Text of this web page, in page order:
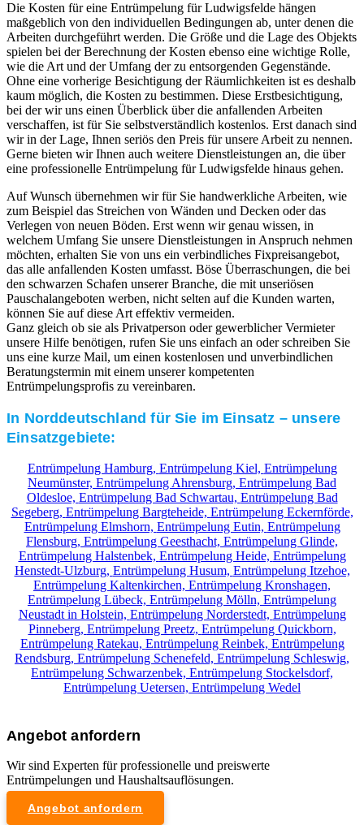
Die Kosten für eine Entrümpelung für Ludwigsfelde hängen
maßgeblich von den individuellen Bedingungen ab, unter denen die
Arbeiten durchgeführt werden. Die Größe und die Lage des Objekts
spielen bei der Berechnung der Kosten ebenso eine wichtige Rolle,
wie die Art und der Umfang der zu entsorgenden Gegenstände.
Ohne eine vorherige Besichtigung der Räumlichkeiten ist es deshalb
kaum möglich, die Kosten zu bestimmen. Diese Erstbesichtigung,
bei der wir uns einen Überblick über die anfallenden Arbeiten
verschaffen, ist für Sie selbstverständlich kostenlos. Erst danach sind
wir in der Lage, Ihnen seriös den Preis für unsere Arbeit zu nennen.
Gerne bieten wir Ihnen auch weitere Dienstleistungen an, die über
eine professionelle Entrümpelung für Ludwigsfelde hinaus gehen.
Auf Wunsch übernehmen wir für Sie handwerkliche Arbeiten, wie
zum Beispiel das Streichen von Wänden und Decken oder das
Verlegen von neuen Böden. Erst wenn wir genau wissen, in
welchem Umfang Sie unsere Dienstleistungen in Anspruch nehmen
möchten, erhalten Sie von uns ein verbindliches Fixpreisangebot,
das alle anfallenden Kosten umfasst. Böse Überraschungen, die bei
den schwarzen Schafen unserer Branche, die mit unseriösen
Pauschalangeboten werben, nicht selten auf die Kunden warten,
können Sie auf diese Art effektiv vermeiden.
Ganz gleich ob sie als Privatperson oder gewerblicher Vermieter
unsere Hilfe benötigen, rufen Sie uns einfach an oder schreiben Sie
uns eine kurze Mail, um einen kostenlosen und unverbindlichen
Beratungstermin mit einem unserer kompetenten
Entrümpelungsprofis zu vereinbaren.
In Norddeutschland für Sie im Einsatz – unsere
Einsatzgebiete:
Entrümpelung Hamburg, Entrümpelung Kiel, Entrümpelung
Neumünster, Entrümpelung Ahrensburg, Entrümpelung Bad
Oldesloe, Entrümpelung Bad Schwartau, Entrümpelung Bad
Segeberg, Entrümpelung Bargteheide, Entrümpelung Eckernförde,
Entrümpelung Elmshorn, Entrümpelung Eutin, Entrümpelung
Flensburg, Entrümpelung Geesthacht, Entrümpelung Glinde,
Entrümpelung Halstenbek, Entrümpelung Heide, Entrümpelung
Henstedt-Ulzburg, Entrümpelung Husum, Entrümpelung Itzehoe,
Entrümpelung Kaltenkirchen, Entrümpelung Kronshagen,
Entrümpelung Lübeck, Entrümpelung Mölln, Entrümpelung
Neustadt in Holstein, Entrümpelung Norderstedt, Entrümpelung
Pinneberg, Entrümpelung Preetz, Entrümpelung Quickborn,
Entrümpelung Ratekau, Entrümpelung Reinbek, Entrümpelung
Rendsburg, Entrümpelung Schenefeld, Entrümpelung Schleswig,
Entrümpelung Schwarzenbek, Entrümpelung Stockelsdorf,
Entrümpelung Uetersen, Entrümpelung Wedel
Angebot anfordern
Wir sind Experten für professionelle und preiswerte
Entrümpelungen und Haushaltsauflösungen.
Angebot anfordern